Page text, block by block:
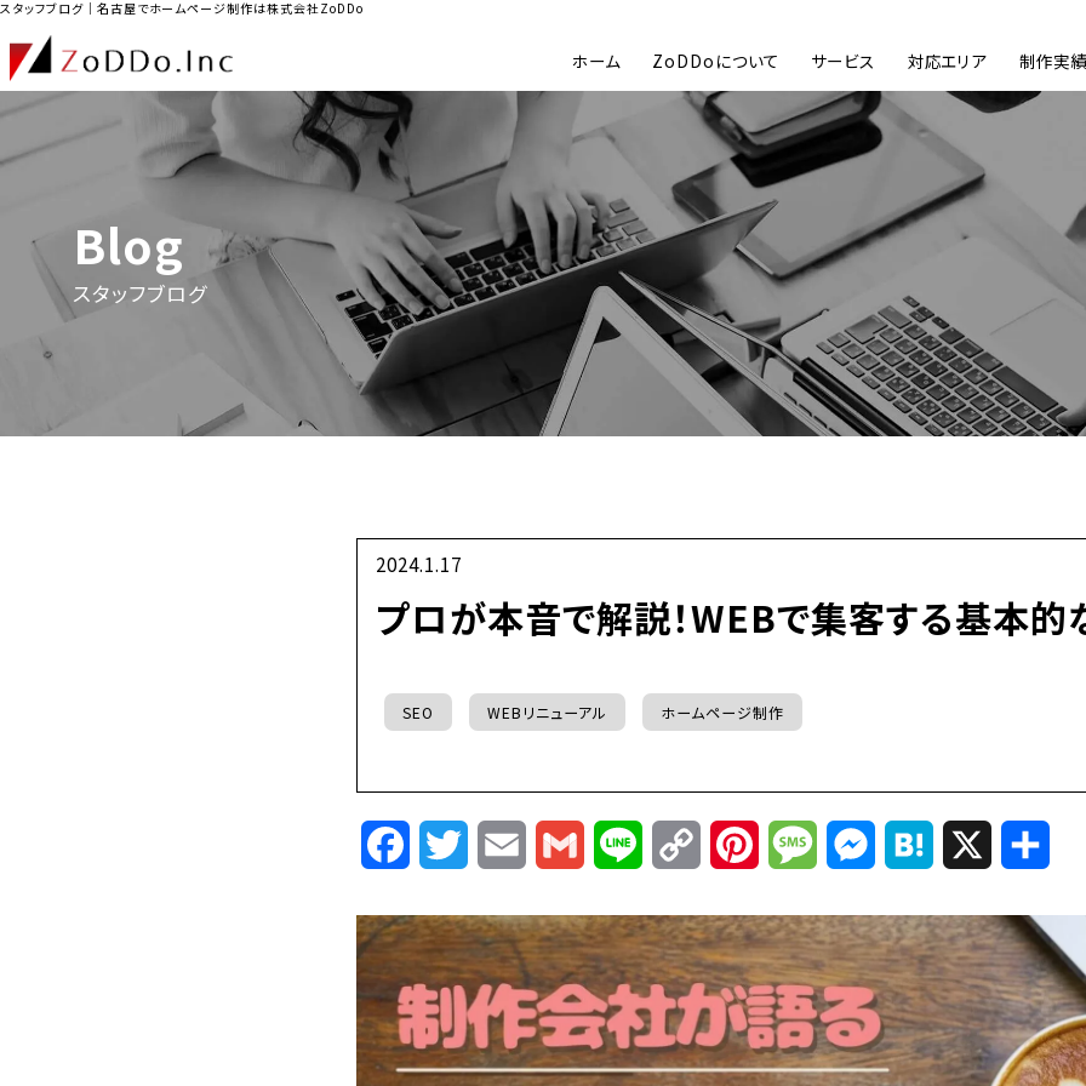
スタッフブログ｜名古屋でホームページ制作は株式会社ZoDDo
ホーム ZoDDoについて サービス 対応エリア 制作実績
Blog
スタッフブログ
2024.1.17
プロが本音で解説！WEBで集客する基本的
SEO WEBリニューアル ホームページ制作
FacebookTwitterEmail Gmail Line
Copy
Link
PinterestMessageMessenger
Hatena